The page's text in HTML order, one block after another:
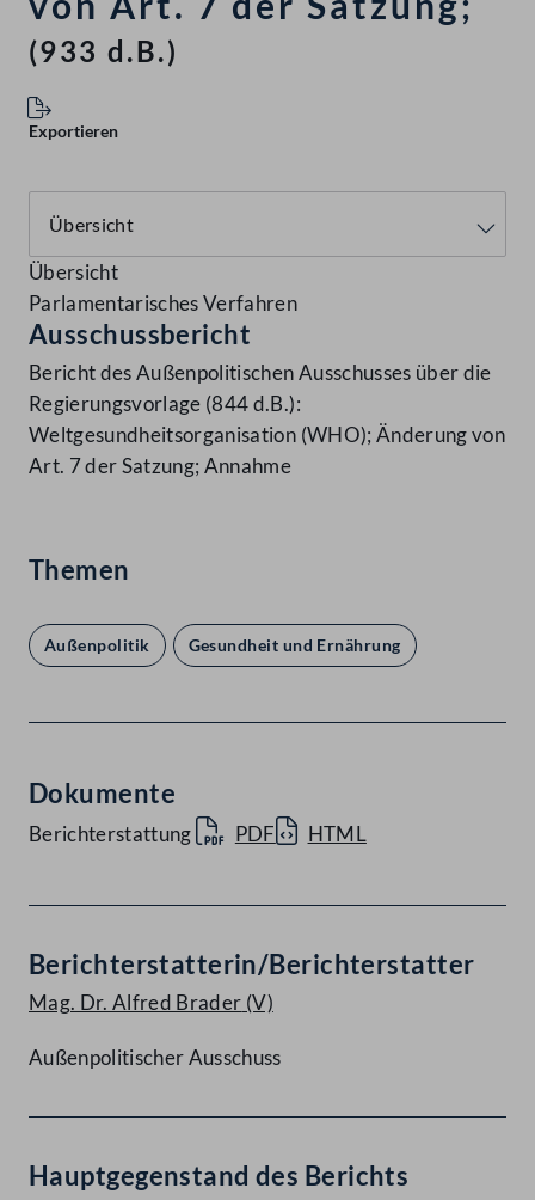
(933 d.B.)
Exportieren
Übersicht
Parlamentarisches Verfahren
Ausschussbericht
Bericht des Außenpolitischen Ausschusses über die
Regierungsvorlage (844 d.B.):
Weltgesundheitsorganisation (WHO); Änderung von
Art. 7 der Satzung; Annahme
Themen
Außenpolitik Gesundheit und Ernährung
Dokumente
Berichterstattung PDF HTML
Berichterstatterin/Berichterstatter
Mag. Dr. Alfred Brader (V)
Außenpolitischer Ausschuss
Hauptgegenstand des Berichts